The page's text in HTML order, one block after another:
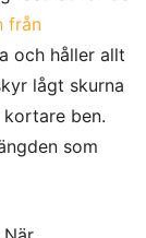
från
och håller allt
lågt skurna
ben.
som